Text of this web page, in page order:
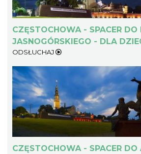
CZĘSTOCHOWA - SPACER DO
JASNOGÓRSKIEGO - DLA
ODSŁUCHAJ
CZĘSTOCHOWA - SPACER DO